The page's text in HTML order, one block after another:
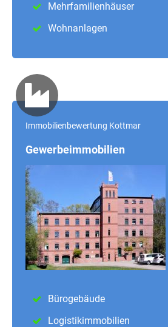
Mehrfamilienhäuser
Wohnanlagen
Immobilienbewertung Kottmar
Gewerbeimmobilien
Bürogebäude
Logistikimmobilien